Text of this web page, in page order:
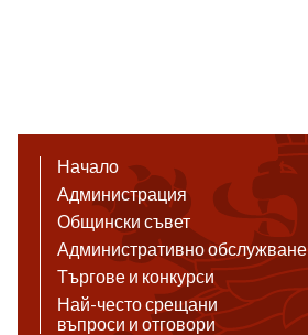
Начало
Администрация
Общински съвет
Административно обслужване
Търгове и конкурси
Най-често срещани
въпроси и отговори